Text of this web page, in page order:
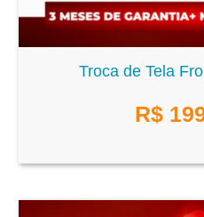
Troca de Tela
R$